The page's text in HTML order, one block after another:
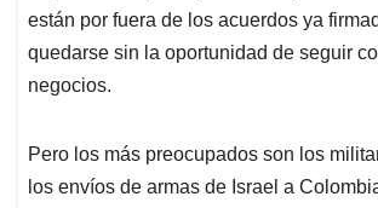
están por fuera de los acuerdos ya
quedarse sin la oportunidad de seguir
negocios.
Pero los más preocupados son los
los envíos de armas de Israel a